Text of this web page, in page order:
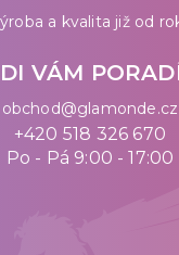
a kvalita již od
VÁM
obchod@glamonde.cz
+420 518 326 670
Po - Pá 9:00 - 17:00